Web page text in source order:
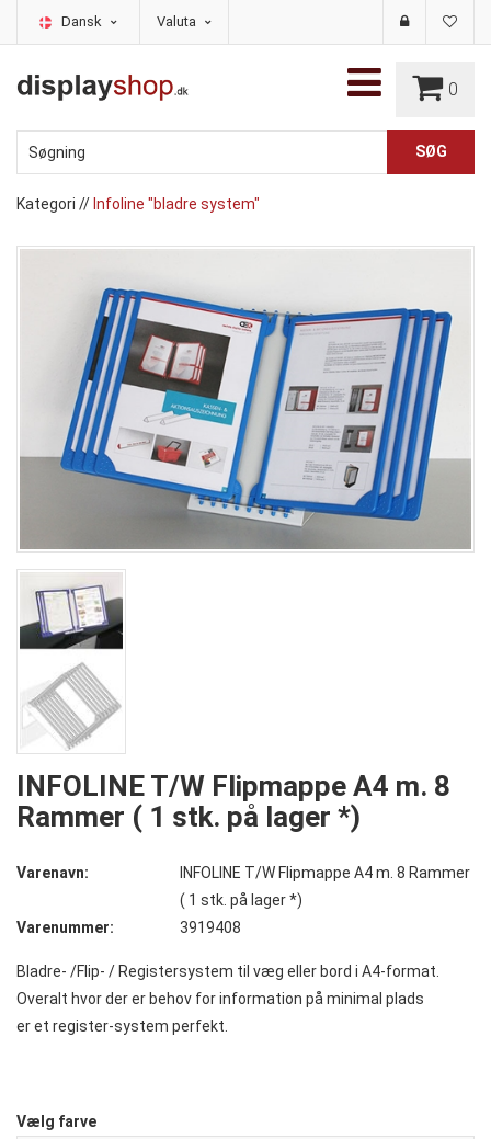
Dansk Valuta
0
Kategori // Infoline "bladre system"
INFOLINE T/W Flipmappe A4 m. 8
Rammer ( 1 stk. på lager *)
Varenavn:
INFOLINE T/W Flipmappe A4 m. 8 Rammer
( 1 stk. på lager *)
Varenummer:
3919408
Bladre- /Flip- / Registersystem til væg eller bord i A4-format.
Overalt hvor der er behov for information på minimal plads
er et register-system perfekt.
Vælg farve